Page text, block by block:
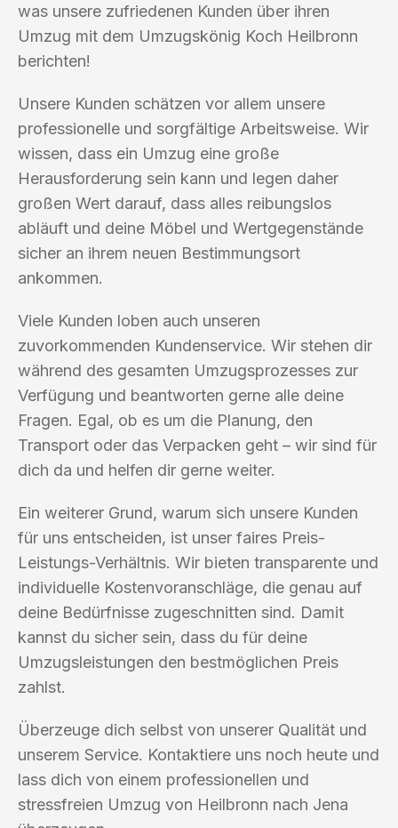
was unsere zufriedenen Kunden über ihren
Umzug mit dem Umzugskönig Koch Heilbronn
berichten!
Unsere Kunden schätzen vor allem unsere
professionelle und sorgfältige Arbeitsweise. Wir
wissen, dass ein Umzug eine große
Herausforderung sein kann und legen daher
großen Wert darauf, dass alles reibungslos
abläuft und deine Möbel und Wertgegenstände
sicher an ihrem neuen Bestimmungsort
ankommen.
Viele Kunden loben auch unseren
zuvorkommenden Kundenservice. Wir stehen dir
während des gesamten Umzugsprozesses zur
Verfügung und beantworten gerne alle deine
Fragen. Egal, ob es um die Planung, den
Transport oder das Verpacken geht – wir sind für
dich da und helfen dir gerne weiter.
Ein weiterer Grund, warum sich unsere Kunden
für uns entscheiden, ist unser faires Preis-
Leistungs-Verhältnis. Wir bieten transparente und
individuelle Kostenvoranschläge, die genau auf
deine Bedürfnisse zugeschnitten sind. Damit
kannst du sicher sein, dass du für deine
Umzugsleistungen den bestmöglichen Preis
zahlst.
Überzeuge dich selbst von unserer Qualität und
unserem Service. Kontaktiere uns noch heute und
lass dich von einem professionellen und
stressfreien Umzug von Heilbronn nach Jena